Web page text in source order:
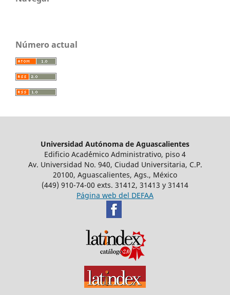
Número actual
Universidad Autónoma de Aguascalientes
Edificio Acad´émico Administrativo, piso 4
Av. Universidad No. 940, Ciudad Universitaria, C.P.
20100, Aguascalientes, Ags., México
(449) 910-74-00 exts. 31412, 31413 y 31414
Página web del DEFAA